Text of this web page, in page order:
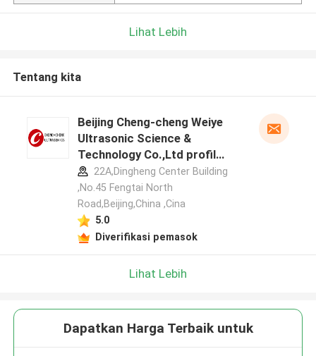
Lihat Lebih
Tentang kita
Beijing Cheng-cheng Weiye
Ultrasonic Science &
Technology Co.,Ltd profil
pabrikan
22A,Dingheng Center Building
,No.45 Fengtai North
Road,Beijing,China ,Cina
5.0
Diverifikasi pemasok
Lihat Lebih
Dapatkan Harga Terbaik untuk